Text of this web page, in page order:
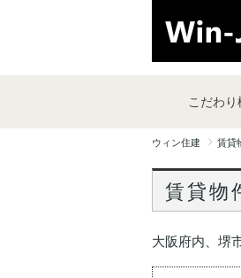
こだわり
ウィン住建 賃貸
賃貸物
大阪府内、堺